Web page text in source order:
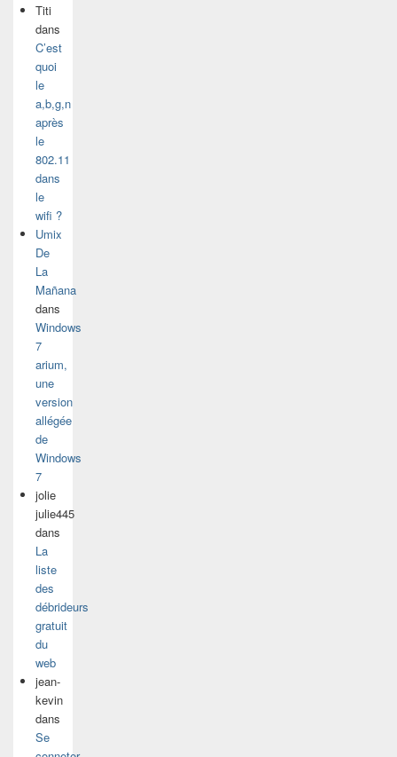
Titi
dans
C’est
quoi
le
a,b,g,n
après
le
802.11
dans
le
wifi ?
Umix
De
La
Mañana
dans
Windows
7
arium,
une
version
allégée
de
Windows
7
jolie
julie445
dans
La
liste
des
débrideurs
gratuit
du
web
jean-
kevin
dans
Se